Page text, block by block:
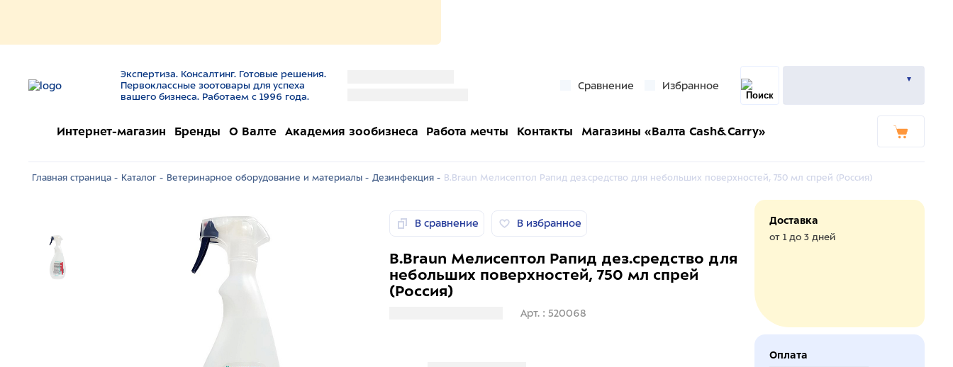
Экспертиза. Консалтинг. Готовые решения.
Первоклассные зоотовары для успеха
вашего бизнеса. Работаем с 1996 года.
Сравнение Избранное
Интернет-магазин Бренды О Валте Академия зообизнеса Работа мечты Контакты Магазины «Валта Cash&Carry»
Главная страница - Каталог - Ветеринарное оборудование и материалы - Дезинфекция - B.Braun Мелисептол Рапид дез.средство для небольших поверхностей, 750 мл спрей (Россия)
В сравнение В избранное
B.Braun Мелисептол Рапид дез.средство для
небольших поверхностей, 750 мл спрей
(Россия)
Арт. : 520068
Доставка
от 1 до 3 дней
Оплата